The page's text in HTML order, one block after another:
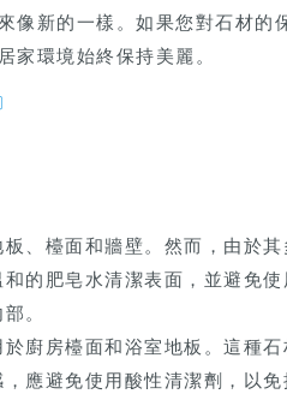
像新的一樣。如果您對石材的
家環境始終保持美麗。
、檯面和牆壁。然而，由於
的肥皂水清潔表面，並避免
。
廚房檯面和浴室地板。這種
應避免使用酸性清潔劑，以